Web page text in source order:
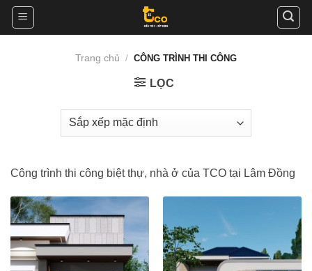
Skip
Trang chủ / CÔNG TRÌNH THI CÔNG
LỌC
Công trình thi công biệt thự, nhà ở của TCO tại Lâm Đồng